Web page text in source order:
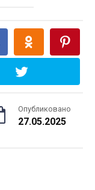
Опубликовано
27.05.2025